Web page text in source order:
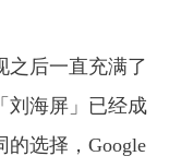
之后一直充满了
刘海屏」已经成
选择，Google